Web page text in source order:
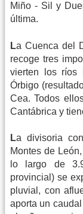
Miño - Sil y
última.
La Cuenca del
recoge tres
vierten los ríos
Órbigo
Cea. Todos
Cantábrica y
La divisoria
Montes de
lo largo de
provincial) se
pluvial, con
aporta un